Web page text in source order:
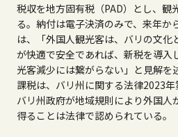
税収を地方固有税（PAD）とし、観
る。納付は電子決済のみで、来年か
は、「外国人観光客は、バリの文化
が快適で安全であれば、新税を導入
光客減少には繋がらない」と見解を
課税は、バリ州に関する法律2023年
バリ州政府が地域規則により外国人
得ることは法律で認められている。